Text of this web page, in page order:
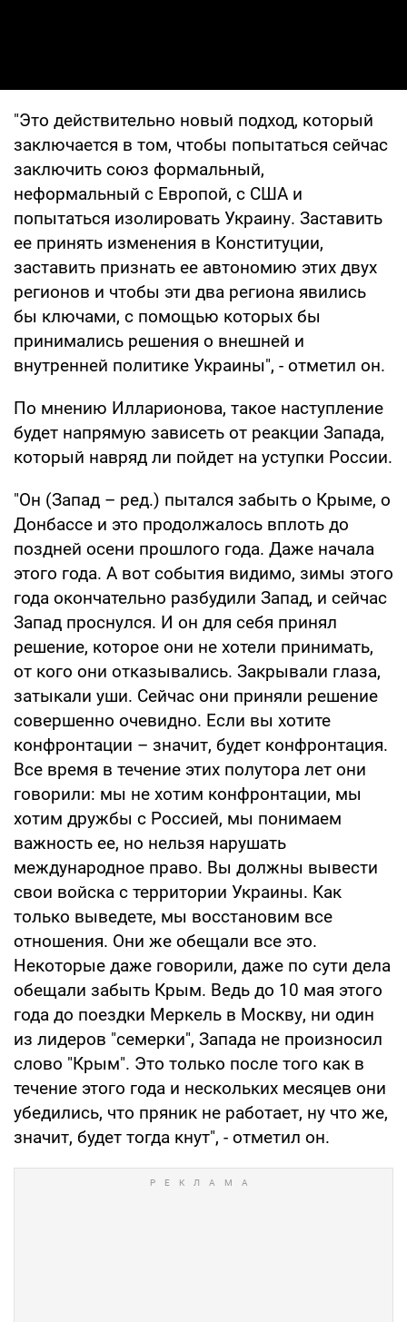
"Это действительно новый подход, который
заключается в том, чтобы попытаться сейчас
заключить союз формальный,
неформальный с Европой, с США и
попытаться изолировать Украину. Заставить
ее принять изменения в Конституции,
заставить признать ее автономию этих двух
регионов и чтобы эти два региона явились
бы ключами, с помощью которых бы
принимались решения о внешней и
внутренней политике Украины", - отметил он.
По мнению Илларионова, такое наступление
будет напрямую зависеть от реакции Запада,
который навряд ли пойдет на уступки России.
"Он (Запад – ред.) пытался забыть о Крыме, о
Донбассе и это продолжалось вплоть до
поздней осени прошлого года. Даже начала
этого года. А вот события видимо, зимы этого
года окончательно разбудили Запад, и сейчас
Запад проснулся. И он для себя принял
решение, которое они не хотели принимать,
от кого они отказывались. Закрывали глаза,
затыкали уши. Сейчас они приняли решение
совершенно очевидно. Если вы хотите
конфронтации – значит, будет конфронтация.
Все время в течение этих полутора лет они
говорили: мы не хотим конфронтации, мы
хотим дружбы с Россией, мы понимаем
важность ее, но нельзя нарушать
международное право. Вы должны вывести
свои войска с территории Украины. Как
только выведете, мы восстановим все
отношения. Они же обещали все это.
Некоторые даже говорили, даже по сути дела
обещали забыть Крым. Ведь до 10 мая этого
года до поездки Меркель в Москву, ни один
из лидеров "семерки", Запада не произносил
слово "Крым". Это только после того как в
течение этого года и нескольких месяцев они
убедились, что пряник не работает, ну что же,
значит, будет тогда кнут", - отметил он.